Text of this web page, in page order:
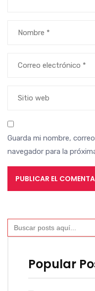
Buscar:
Popular
Guarda mi nombre,
navegador para la